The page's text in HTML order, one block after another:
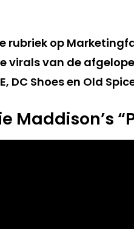
rubriek op
virals van de
DC Shoes en Old
Maddison’s